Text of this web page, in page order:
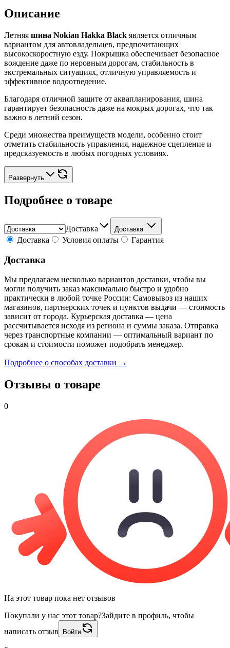
Описание
Летняя шина Nokian Hakka Black является отличным
вариантом для автовладельцев, предпочитающих
высокоскоростную езду. Покрышка обеспечивает безопасное
вождение даже по неровным дорогам, стабильность в
экстремальных ситуациях, отличную управляемость и
эффективное водоотведение.
Благодаря отличной защите от аквапланирования, шина
гарантирует безопасность даже на мокрых дорогах, что так
важно в летний сезон.
Среди множества преимуществ модели, особенно стоит
отметить стабильность управления, надежное сцепление и
предсказуемость в любых погодных условиях.
Развернуть
Подробнее о товаре
Доставка Доставка
Доставка Условия оплаты Гарантия
Доставка
Мы предлагаем несколько вариантов доставки, чтобы вы
могли получить заказ максимально быстро и удобно
практически в любой точке России: Самовывоз из наших
магазинов, партнерских точек и пунктов выдачи — стоимость
зависит от города. Курьерская доставка — цена
рассчитывается исходя из региона и суммы заказа. Отправка
через транспортные компании — оптимальный вариант по
срокам и стоимости поможет подобрать менеджер.
Подробнее о способах доставки →
Отзывы о товаре
0
На этот товар пока нет отзывов
Покупали у нас этот товар?Зайдите в профиль, чтобы
написать отзыв
Войти